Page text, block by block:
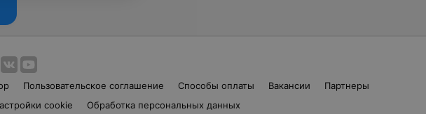
Пользовательское соглашение Способы оплаты Вакансии
Партнеры
cookie Обработка персональных данных